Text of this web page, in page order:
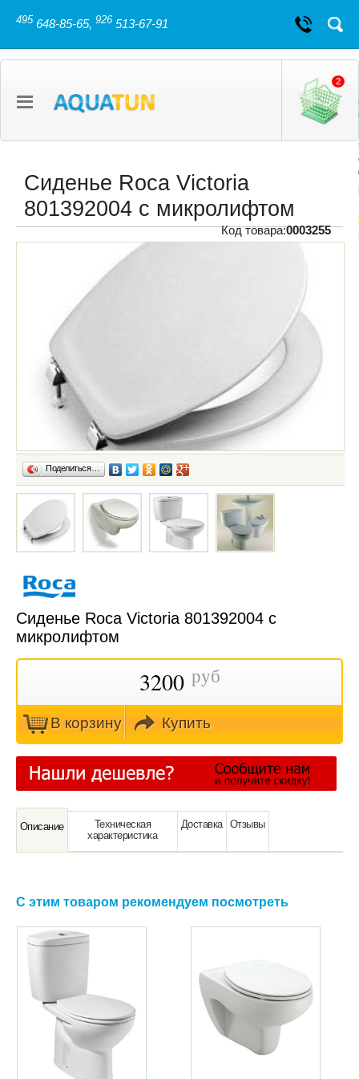
495 648-85-65, 926 513-67-91
2
Сиденье Roca Victoria
801392004 с микролифтом
Код товара:0003255
Поделиться…
Сиденье Roca Victoria 801392004 с
микролифтом
3200 руб
В кoрзину Купить
Oписание
Техническая
характeристика
Доставка Отзывы
С этим товаром рекомендуем посмотреть